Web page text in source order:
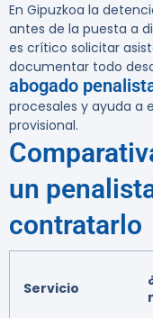
En Gipuzkoa la
antes de la puesta a
es crítico solicitar
documentar todo
abogado
procesales y ayuda a
provisional.
un
contratarlo
Servicio